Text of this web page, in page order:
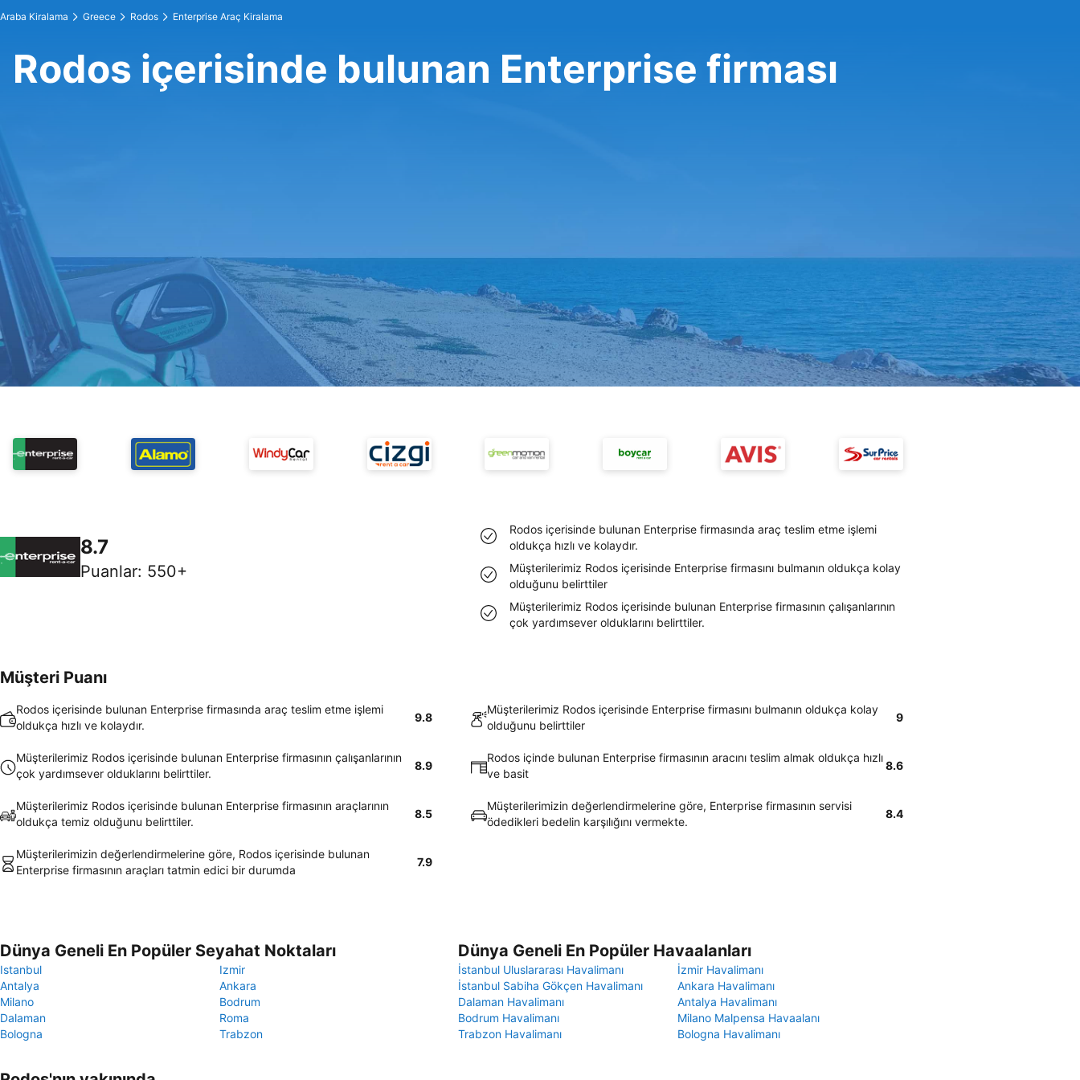
Araba Kiralama Greece Rodos Enterprise Araç Kiralama
Rodos içerisinde bulunan Enterprise firması
8.7
Puanlar: 550+
Rodos içerisinde bulunan Enterprise firmasında araç teslim etme işlemi
oldukça hızlı ve kolaydır.
Müşterilerimiz Rodos içerisinde Enterprise firmasını bulmanın oldukça kolay
olduğunu belirttiler
Müşterilerimiz Rodos içerisinde bulunan Enterprise firmasının çalışanlarının
çok yardımsever olduklarını belirttiler.
Müşteri Puanı
Rodos içerisinde bulunan Enterprise firmasında araç teslim etme işlemi
oldukça hızlı ve kolaydır.
9.8
Müşterilerimiz Rodos içerisinde Enterprise firmasını bulmanın oldukça kolay
olduğunu belirttiler
9
Müşterilerimiz Rodos içerisinde bulunan Enterprise firmasının çalışanlarının
çok yardımsever olduklarını belirttiler.
8.9
Rodos içinde bulunan Enterprise firmasının aracını teslim almak oldukça hızlı
ve basit
8.6
Müşterilerimiz Rodos içerisinde bulunan Enterprise firmasının araçlarının
oldukça temiz olduğunu belirttiler.
8.5
Müşterilerimizin değerlendirmelerine göre, Enterprise firmasının servisi
ödedikleri bedelin karşılığını vermekte.
8.4
Müşterilerimizin değerlendirmelerine göre, Rodos içerisinde bulunan
Enterprise firmasının araçları tatmin edici bir durumda
7.9
Dünya Geneli En Popüler Seyahat Noktaları
Istanbul
Izmir
Antalya
Ankara
Milano
Bodrum
Dalaman
Roma
Bologna
Trabzon
Dünya Geneli En Popüler Havaalanları
İstanbul Uluslararası Havalimanı
İzmir Havalimanı
İstanbul Sabiha Gökçen Havalimanı
Ankara Havalimanı
Dalaman Havalimanı
Antalya Havalimanı
Bodrum Havalimanı
Milano Malpensa Havaalanı
Trabzon Havalimanı
Bologna Havalimanı